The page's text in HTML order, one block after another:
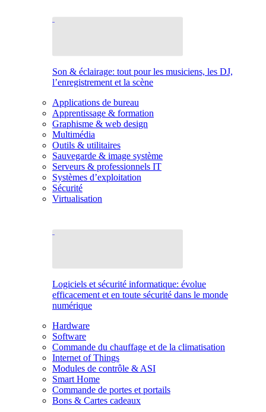
Son & éclairage: tout pour les musiciens, les DJ,
l’enregistrement et la scène
Applications de bureau
Apprentissage & formation
Graphisme & web design
Multimédia
Outils & utilitaires
Sauvegarde & image système
Serveurs & professionnels IT
Systèmes d’exploitation
Sécurité
Virtualisation
Logiciels et sécurité informatique: évolue
efficacement et en toute sécurité dans le monde
numérique
Hardware
Software
Commande du chauffage et de la climatisation
Internet of Things
Modules de contrôle & ASI
Smart Home
Commande de portes et portails
Bons & Cartes cadeaux